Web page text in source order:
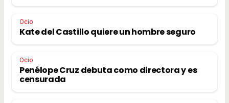
Ocio
Kate del Castillo quiere un hombre seguro
Ocio
Penélope Cruz debuta como directora y es
censurada